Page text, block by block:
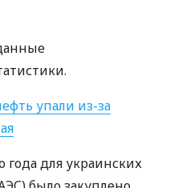
упали из-за
года для украинских